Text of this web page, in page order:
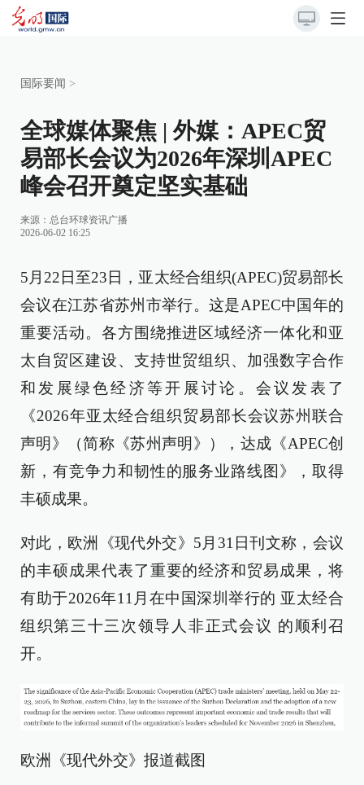
国际要闻 >
全球媒体聚焦 | 外媒：APEC贸
易部长会议为2026年深圳APEC
峰会召开奠定坚实基础
来源：总台环球资讯广播
2026-06-02 16:25
5月22日至23日，亚太经合组织(APEC)贸易部长
会议在江苏省苏州市举行。这是APEC中国年的
重要活动。各方围绕推进区域经济一体化和亚
太自贸区建设、支持世贸组织、加强数字合作
和发展绿色经济等开展讨论。会议发表了
《2026年亚太经合组织贸易部长会议苏州联合
声明》（简称《苏州声明》），达成《APEC创
新，有竞争力和韧性的服务业路线图》，取得
丰硕成果。
对此，欧洲《现代外交》5月31日刊文称，会议
的丰硕成果代表了重要的经济和贸易成果，将
有助于2026年11月在中国深圳举行的 亚太经合
组织第三十三次领导人非正式会议 的顺利召
开。
欧洲《现代外交》报道截图